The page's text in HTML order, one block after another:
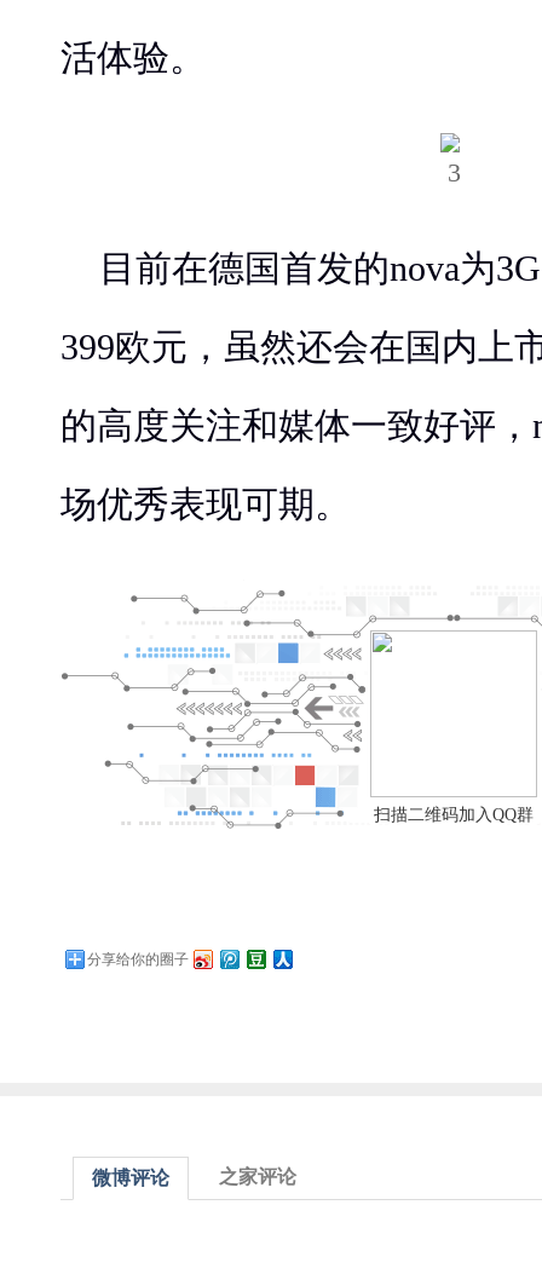
活体验。
目前在德国首发的nova为
399欧元，虽然还会在国内上
的高度关注和媒体一致好评
场优秀表现可期。
扫描二维码加入QQ群
分享给你的圈子
微博评论 之家评论